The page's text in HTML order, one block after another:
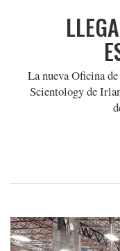
La nueva Oficina
Scientology de